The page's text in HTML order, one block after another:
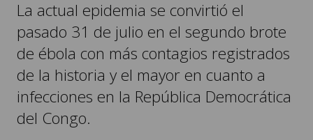
de ébola con más contagios registrados
de la historia y el mayor en cuanto a
infecciones en la República Democrática
del Congo.
EMISORAS UNIDAS